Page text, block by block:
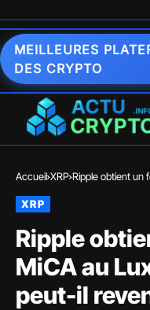
MEILLEURES
DES CRYPTO
Accueil XRP Ripple obtient un
XRP
Ripple
MiCA au
peut-il